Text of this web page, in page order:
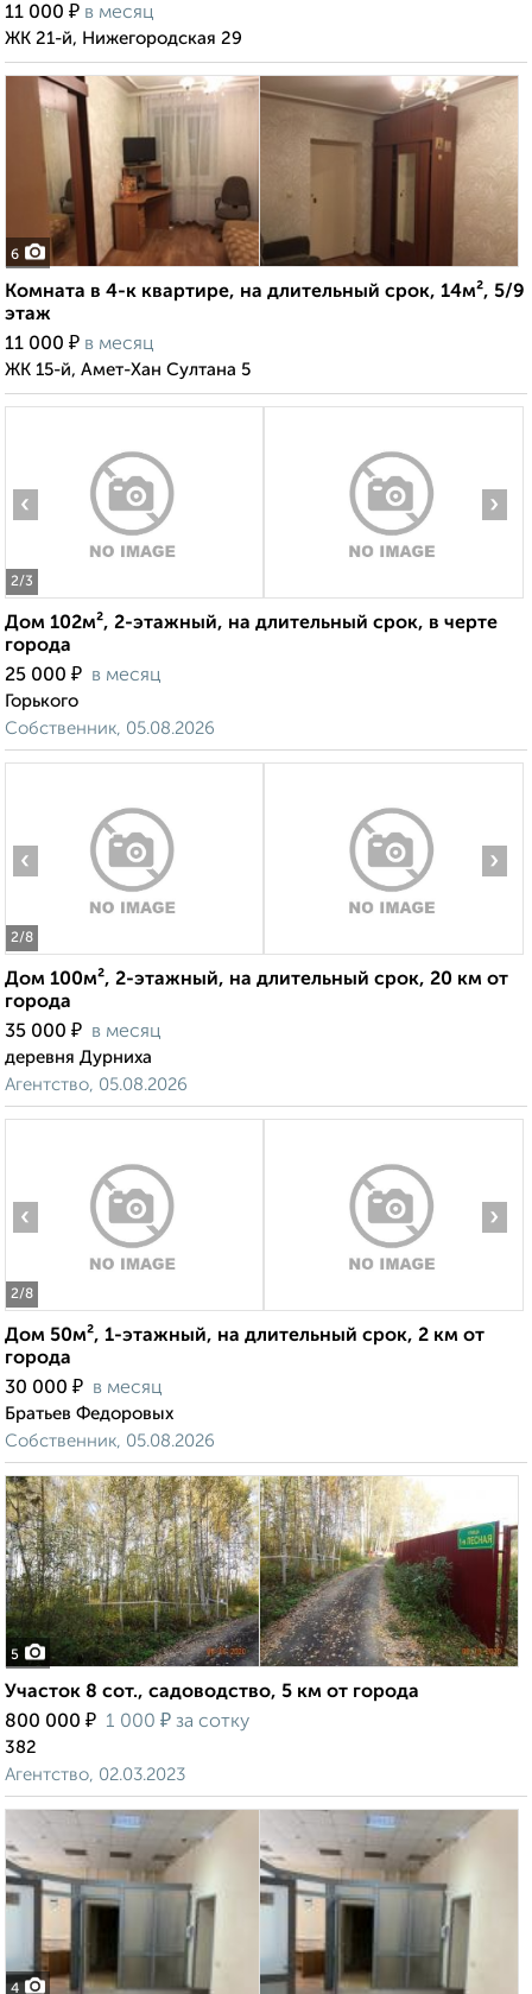
11 000 ₽ в месяц
ЖК 21-й, Нижегородская 29
6
Комната в 4-к квартире, на длительный срок, 14м², 5/9
этаж
11 000 ₽ в месяц
ЖК 15-й, Амет-Хан Султана 5
2/3
‹ ›
Дом 102м², 2-этажный, на длительный срок, в черте
города
25 000 ₽ в месяц
Горького
Собственник, 05.08.2026
2/8
‹ ›
Дом 100м², 2-этажный, на длительный срок, 20 км от
города
35 000 ₽ в месяц
деревня Дурниха
Агентство, 05.08.2026
2/8
‹ ›
Дом 50м², 1-этажный, на длительный срок, 2 км от
города
30 000 ₽ в месяц
Братьев Федоровых
Собственник, 05.08.2026
5
Участок 8 сот., садоводство, 5 км от города
800 000 ₽ 1 000 ₽ за сотку
382
Агентство, 02.03.2023
4